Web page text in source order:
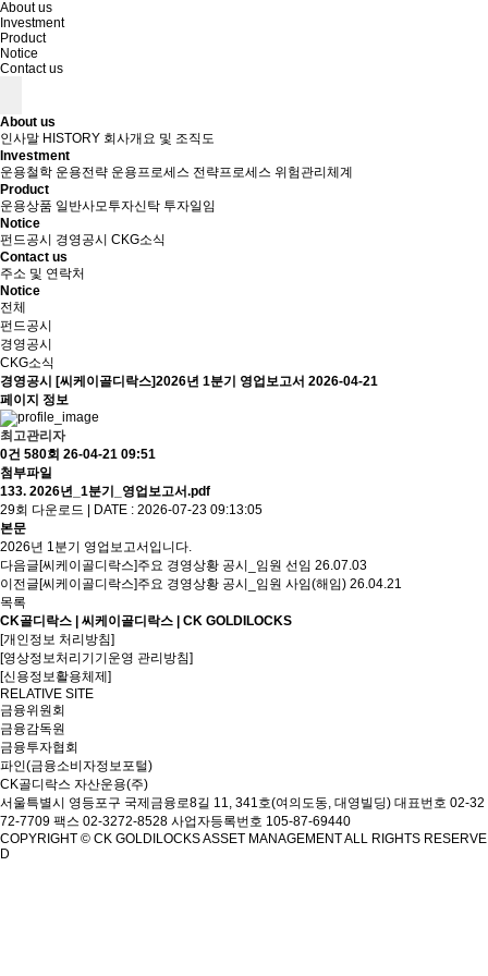
About us
Investment
Product
Notice
Contact us
About us
인사말 HISTORY 회사개요 및 조직도
Investment
운용철학 운용전략 운용프로세스 전략프로세스 위험관리체계
Product
운용상품 일반사모투자신탁 투자일임
Notice
펀드공시
경영공시 CKG소식
Contact us
주소 및 연락처
Notice
전체
펀드공시
경영공시
CKG소식
경영공시
[씨케이골디락스]2026년 1분기 영업보고서 2026-04-21
페이지 정보
최고관리자
0건 580회 26-04-21 09:51
첨부파일
133. 2026년_1분기_영업보고서.pdf
29회 다운로드 | DATE : 2026-07-23 09:13:05
본문
2026년 1분기 영업보고서입니다.
다음글[씨케이골디락스]주요 경영상황 공시_임원 선임 26.07.03
이전글[씨케이골디락스]주요 경영상황 공시_임원 사임(해임) 26.04.21
목록
CK골디락스 | 씨케이골디락스 | CK GOLDILOCKS
[개인정보 처리방침]
[영상정보처리기기운영 관리방침]
[신용정보활용체제]
RELATIVE SITE
금융위원회
금융감독원
금융투자협회
파인(금융소비자정보포털)
CK골디락스 자산운용(주)
서울특별시 영등포구 국제금융로8길 11, 341호(여의도동, 대영빌딩) 대표번호 02-32
72-7709 팩스 02-3272-8528 사업자등록번호 105-87-69440
COPYRIGHT © CK GOLDILOCKS ASSET MANAGEMENT ALL RIGHTS RESERVE
D